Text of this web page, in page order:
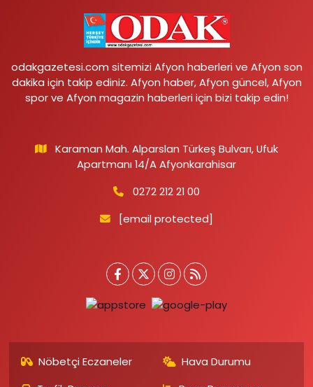
odakgazetesi.com sitemizi Afyon haberleri ve Afyon son
dakika için takip ediniz. Afyon haber, Afyon güncel, Afyon
spor ve Afyon magazin haberleri için bizi takip edin!
Karaman Mah. Alparslan Türkeş Bulvarı, Ufuk
Apartmanı 14/A Afyonkarahisar
0272 212 21 00
[email protected]
Nöbetçi Eczaneler
Hava Durumu